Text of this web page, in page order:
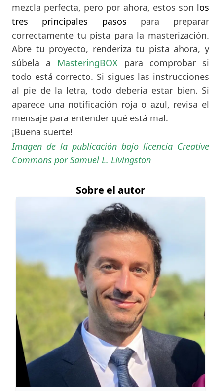
mezcla perfecta, pero por ahora, estos son los
tres
principales pasos para preparar
correctamente tu pista para la masterización.
Abre tu proyecto, renderiza tu pista ahora, y
súbela a MasteringBOX para comprobar si
todo está correcto. Si sigues las instrucciones
al pie de la letra, todo debería estar bien. Si
aparece una notificación roja o azul, revisa el
mensaje para entender qué está mal.
¡Buena suerte!
Imagen de la publicación bajo licencia Creative
Commons por Samuel L. Livingston
Sobre el autor